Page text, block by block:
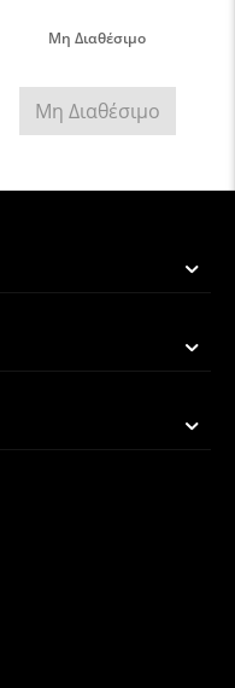
Μη Διαθέσιμο
Μη Διαθέσιμο